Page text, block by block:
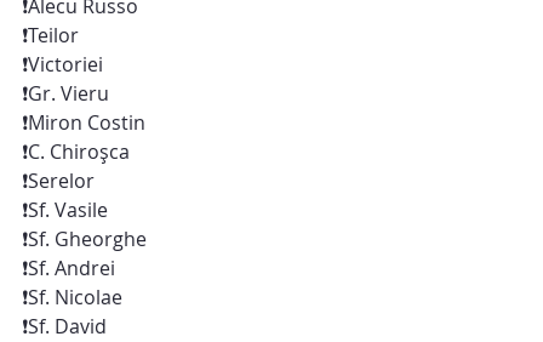
❗️Alecu Russo
❗️Teilor
❗️Victoriei
❗️Gr. Vieru
❗️Miron Costin
❗️C. Chiroșca
❗️Serelor
❗️Sf. Vasile
❗️Sf. Gheorghe
❗️Sf. Andrei
❗️Sf. Nicolae
❗️Sf. David